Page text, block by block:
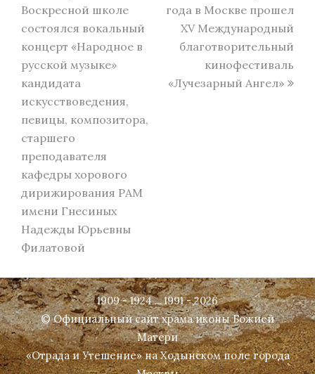
post:
Воскресной школе
состоялся вокальный
концерт «Народное в
русской музыке»
кандидата
искусствоведения,
певицы, композитора,
старшего
преподавателя
кафедры хорового
дирижирования РАМ
имени Гнесиных
Надежды Юрьевны
Филатовой
post:
года в Москве прошел
XV Международный
благотворительный
кинофестиваль
«Лучезарный Ангел»
1909 - 1924 ... 1991 - 2026
© Официальный сайт храма иконы Божией
Матери
«Отрада и Утешение» на Ходынском поле города